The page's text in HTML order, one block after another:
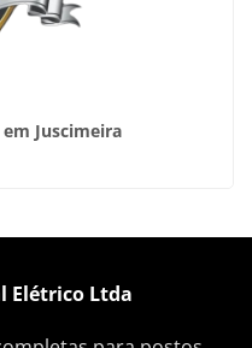
Juscimeira
Elétrico Ltda